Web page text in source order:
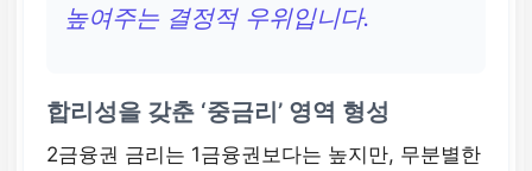
높여주는 결정적 우위입니다.
합리성을 갖춘 ‘중금리’ 영역 형성
2금융권 금리는 1금융권보다는 높지만, 무분별한